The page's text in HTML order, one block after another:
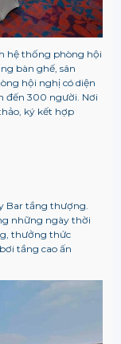
hệ thống phòng hội
bàn ghế, sân
hội nghị có diện
đến 300 người. Nơi
ký kết hợp
Bar tầng thượng.
những ngày thời
thưởng thức
tầng cao ấn